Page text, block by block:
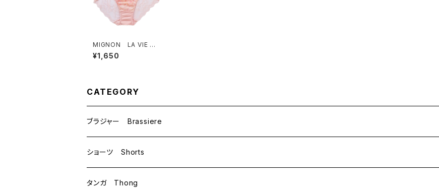
MIGNON LA VIE A
DEUX ミニョン ラヴ
ィアドゥ ビビアーナ
¥1,650
CATEGORY
ブラジャー Brassiere
B70
B75
ショーツ Shorts
M
タンガ Thong